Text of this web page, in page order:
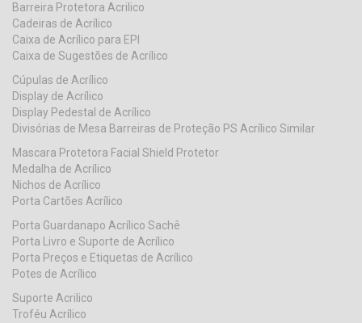
Barreira Protetora Acrilico
Cadeiras de Acrílico
Caixa de Acrílico para EPI
Caixa de Sugestões de Acrílico
Cúpulas de Acrílico
Display de Acrílico
Display Pedestal de Acrílico
Divisórias de Mesa Barreiras de Proteção PS Acrílico Similar
Mascara Protetora Facial Shield Protetor
Medalha de Acrílico
Nichos de Acrílico
Porta Cartões Acrílico
Porta Guardanapo Acrílico Sachê
Porta Livro e Suporte de Acrílico
Porta Preços e Etiquetas de Acrílico
Potes de Acrílico
Suporte Acrilico
Troféu Acrílico